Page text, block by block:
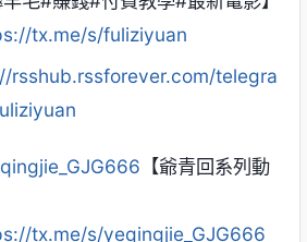
tx.me/s/fuliziyuan
rsshub.rssforever.com/telegra
【爺青回系列動
tx.me/s/yeqingjie_GJG666